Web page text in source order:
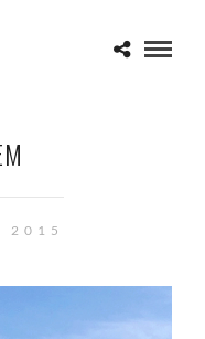
2015